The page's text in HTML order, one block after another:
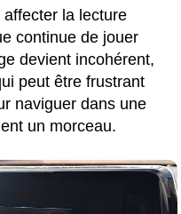
la lecture
continue de jouer
devient incohérent,
peut être frustrant
naviguer dans une
un morceau.